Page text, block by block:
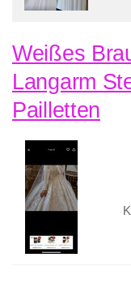
Weißes
Langarm
Pailletten